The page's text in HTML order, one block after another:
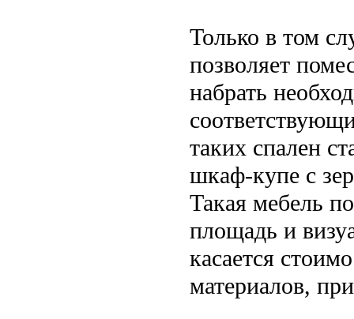
Только в том
позволяет
набрать
таких спален
шкаф-купе с
Такая мебель
площадь и
касается
материалов,